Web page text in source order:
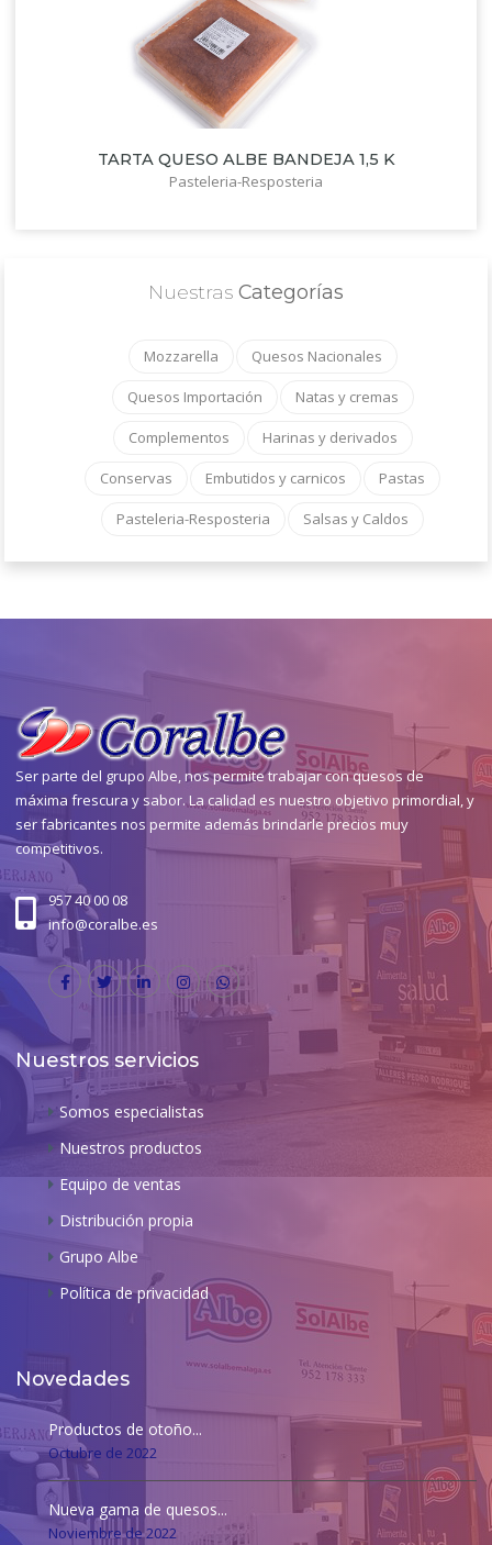
TARTA QUESO ALBE BANDEJA 1,5 K
Pasteleria-Resposteria
Nuestras Categorías
Mozzarella Quesos Nacionales
Quesos Importación Natas y cremas
Complementos Harinas y derivados
Conservas Embutidos y carnicos Pastas
Pasteleria-Resposteria Salsas y Caldos
Ser parte del grupo Albe, nos permite trabajar con quesos de
máxima frescura y sabor. La calidad es nuestro objetivo primordial, y
ser fabricantes nos permite además brindarle precios muy
competitivos.
957 40 00 08
info@coralbe.es
Nuestros servicios
Somos especialistas
Nuestros productos
Equipo de ventas
Distribución propia
Grupo Albe
Política de privacidad
Novedades
Productos de otoño...
Octubre de 2022
Nueva gama de quesos...
Noviembre de 2022